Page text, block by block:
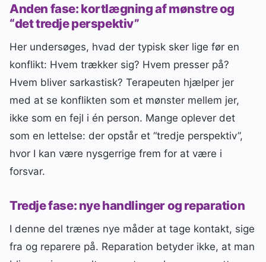
Anden fase: kortlægning af mønstre og
“det tredje perspektiv”
Her undersøges, hvad der typisk sker lige før en
konflikt: Hvem trækker sig? Hvem presser på?
Hvem bliver sarkastisk? Terapeuten hjælper jer
med at se konflikten som et mønster mellem jer,
ikke som en fejl i én person. Mange oplever det
som en lettelse: der opstår et “tredje perspektiv”,
hvor I kan være nysgerrige frem for at være i
forsvar.
Tredje fase: nye handlinger og reparation
I denne del trænes nye måder at tage kontakt, sige
fra og reparere på. Reparation betyder ikke, at man